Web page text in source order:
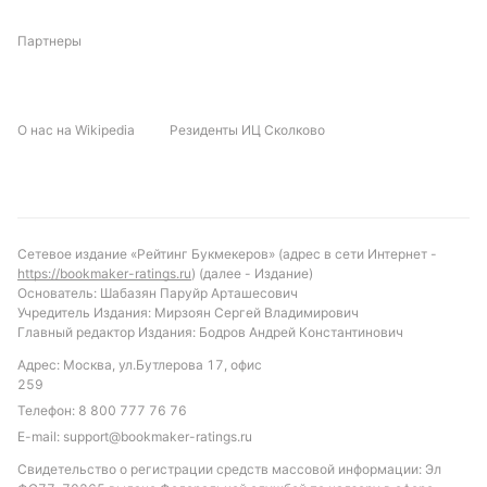
Обновлено:
Партнеры
О нас на Wikipedia Резиденты ИЦ Сколково
Сетевое издание «Рейтинг Букмекеров» (адрес в сети Интернет -
https://bookmaker-ratings.ru) (далее - Издание)
Основатель: Шабазян Паруйр Арташесович
Учредитель Издания: Мирзоян Сергей Владимирович
Главный редактор Издания: Бодров Андрей Константинович
Адрес: Москва, ул.Бутлерова 17, офис
259
Телефон: 8 800 777 76 76
E-mail: support@bookmaker-ratings.ru
Свидетельство о регистрации средств массовой информации: Эл